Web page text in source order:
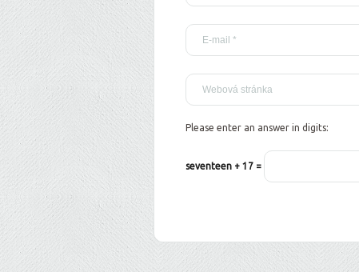
Please enter an answer in digits:
seventeen + 17 =